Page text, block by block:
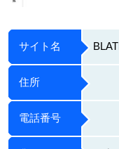
サイト名
住所
電話番号